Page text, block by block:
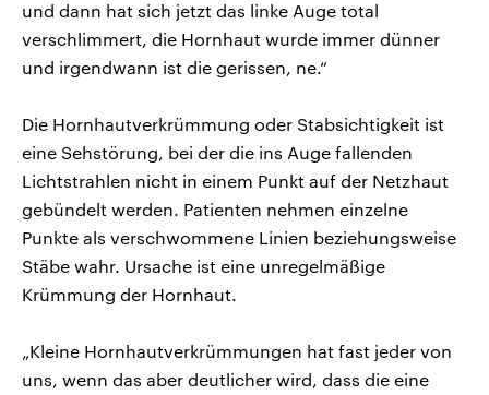
und dann hat sich jetzt das linke Auge total
verschlimmert, die Hornhaut wurde immer dünner
und irgendwann ist die gerissen, ne.“
Die Hornhautverkrümmung oder Stabsichtigkeit ist
eine Sehstörung, bei der die ins Auge fallenden
Lichtstrahlen nicht in einem Punkt auf der Netzhaut
gebündelt werden. Patienten nehmen einzelne
Punkte als verschwommene Linien beziehungsweise
Stäbe wahr. Ursache ist eine unregelmäßige
Krümmung der Hornhaut.
„Kleine Hornhautverkrümmungen hat fast jeder von
uns, wenn das aber deutlicher wird, dass die eine